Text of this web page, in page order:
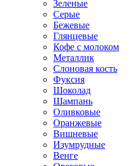
Зеленые
Серые
Бежевые
Глянцевые
Кофе с молоком
Металлик
Слоновая кость
Фуксия
Шоколад
Шампань
Оливковые
Оранжевые
Вишневые
Изумрудные
Венге